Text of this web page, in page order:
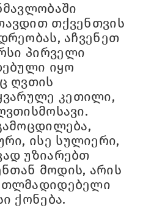
თქვენთვის
აჩვენეთ
პირველი
იყო
ღვთის
კეთილი,
ისე სულიერი,
უზიარებთ
მოდის, არის
ქონება.